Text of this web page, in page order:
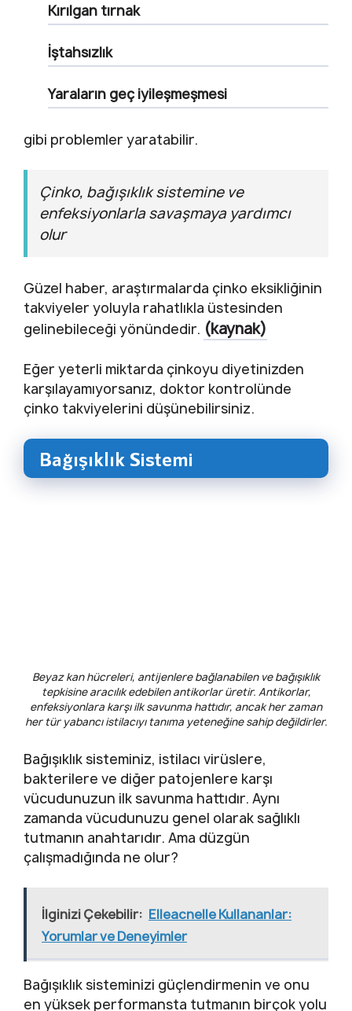
Kırılgan tırnak
İştahsızlık
Yaraların geç iyileşmeşmesi
gibi problemler yaratabilir.
Çinko, bağışıklık sistemine ve
enfeksiyonlarla savaşmaya yardımcı
olur
Güzel haber, araştırmalarda çinko eksikliğinin
takviyeler yoluyla rahatlıkla üstesinden
gelinebileceği yönündedir. (kaynak)
Eğer yeterli miktarda çinkoyu diyetinizden
karşılayamıyorsanız, doktor kontrolünde
çinko takviyelerini düşünebilirsiniz.
Bağışıklık Sistemi
Beyaz kan hücreleri, antijenlere bağlanabilen ve bağışıklık
tepkisine aracılık edebilen antikorlar üretir. Antikorlar,
enfeksiyonlara karşı ilk savunma hattıdır, ancak her zaman
her tür yabancı istilacıyı tanıma yeteneğine sahip değildirler.
Bağışıklık sisteminiz, istilacı virüslere,
bakterilere ve diğer patojenlere karşı
vücudunuzun ilk savunma hattıdır. Aynı
zamanda vücudunuzu genel olarak sağlıklı
tutmanın anahtarıdır. Ama düzgün
çalışmadığında ne olur?
İlginizi Çekebilir: Elleacnelle Kullananlar:
Yorumlar ve Deneyimler
Bağışıklık sisteminizi güçlendirmenin ve onu
en yüksek performansta tutmanın birçok yolu